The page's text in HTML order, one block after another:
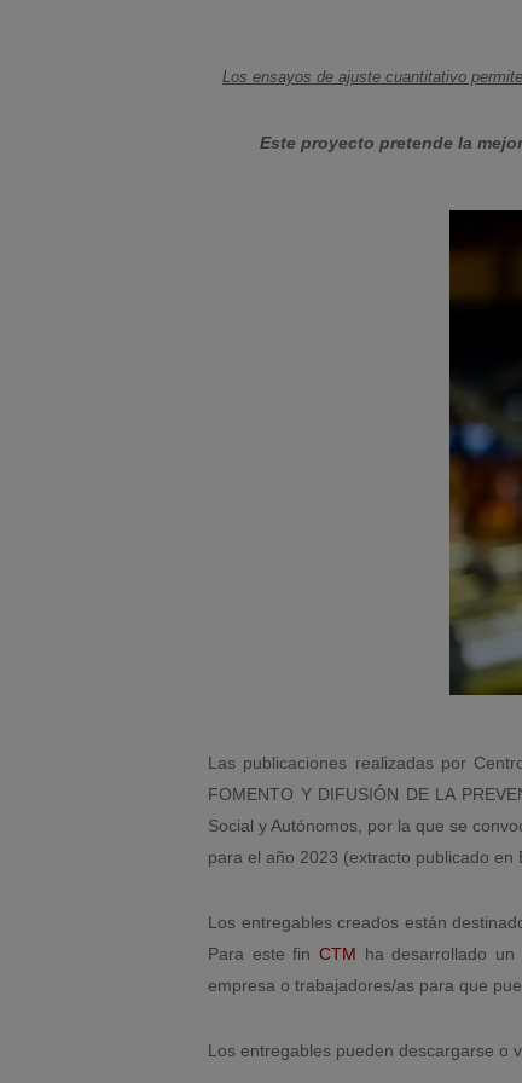
Los ensayos de ajuste cuantitativo
Este proyecto pretende la
Las publicaciones realizadas por
FOMENTO Y DIFUSIÓN DE LA
Social y Autónomos, por la que se
para el año 2023 (extracto publicado en
Los entregables creados están
Para este finCTM ha desarrollado
empresa o trabajadores/as para que
Los entregables pueden descargarse o